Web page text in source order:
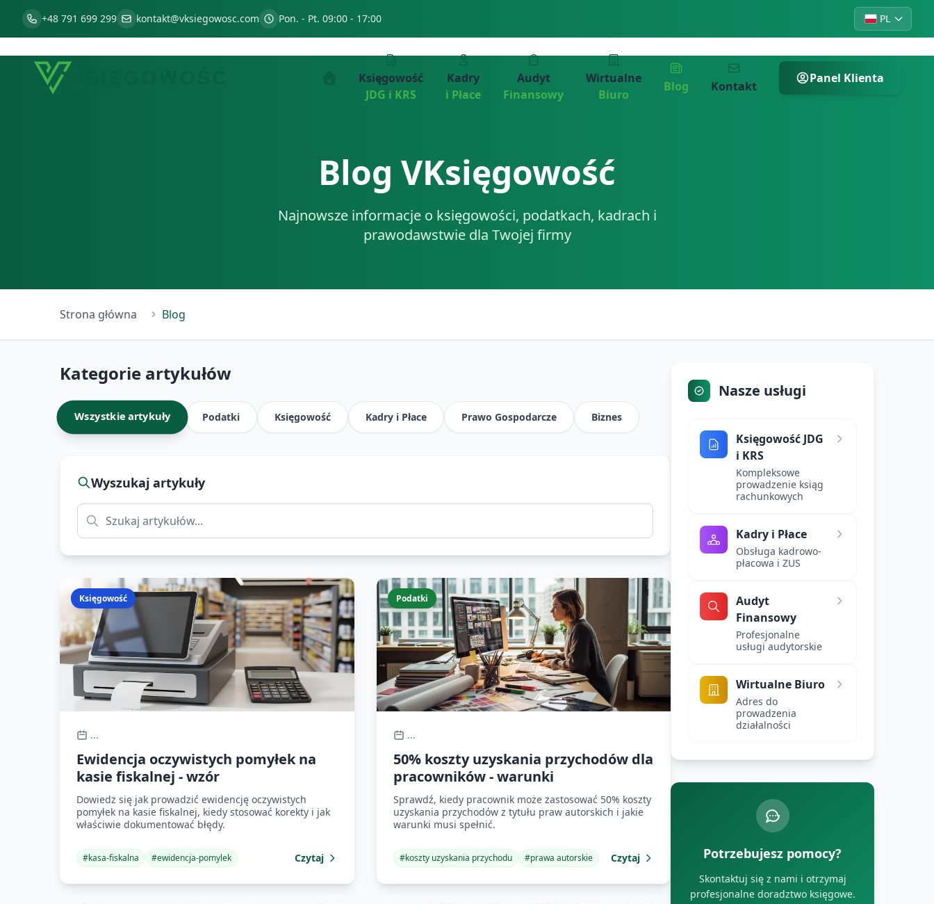
+48 791 699 299 kontakt@vksiegowosc.com Pon. - Pt. 09:00 - 17:00 PL
Księgowość
JDG i KRS
Kadry
i Płace
Audyt
Finansowy
Wirtualne
Biuro
Blog Kontakt
Panel Klienta
Blog VKsięgowość
Najnowsze informacje o księgowości, podatkach, kadrach i
prawodawstwie dla Twojej firmy
Strona główna Blog
Kategorie artykułów
Wszystkie artykuły Podatki Księgowość Kadry i Płace Prawo Gospodarcze Biznes
Wyszukaj artykuły
Księgowość
...
Ewidencja oczywistych pomyłek na
kasie fiskalnej - wzór
Dowiedz się jak prowadzić ewidencję oczywistych
pomyłek na kasie fiskalnej, kiedy stosować korekty i jak
właściwie dokumentować błędy.
#kasa-fiskalna #ewidencja-pomylek Czytaj
Podatki
...
50% koszty uzyskania przychodów dla
pracowników - warunki
Sprawdź, kiedy pracownik może zastosować 50% koszty
uzyskania przychodów z tytułu praw autorskich i jakie
warunki musi spełnić.
#koszty uzyskania przychodu #prawa autorskie Czytaj
Nasze usługi
Księgowość JDG
i KRS
Kompleksowe
prowadzenie ksiąg
rachunkowych
Kadry i Płace
Obsługa kadrowo-
płacowa i ZUS
Audyt
Finansowy
Profesjonalne
usługi audytorskie
Wirtualne Biuro
Adres do
prowadzenia
działalności
Potrzebujesz pomocy?
Skontaktuj się z nami i otrzymaj
profesjonalne doradztwo księgowe.